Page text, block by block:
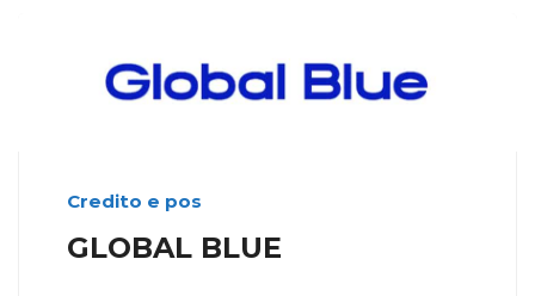
Credito e pos
GLOBAL BLUE